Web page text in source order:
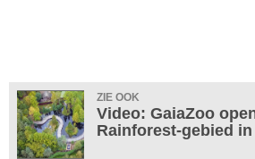
ZIE OOK
Video: GaiaZoo
Rainforest-gebied